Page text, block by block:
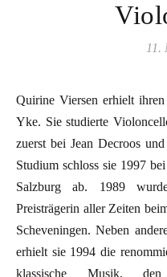
11.
Quirine Viersen erhielt ihren ersten Unterricht von ihrem Vater
Yke. Sie studierte
zuerst bei Jean Decroos
Studium schloss sie 1997
Salzburg ab. 1989
Preisträgerin aller Zeiten
Scheveningen. Neben
erhielt sie 1994 die
klassische Musik, den